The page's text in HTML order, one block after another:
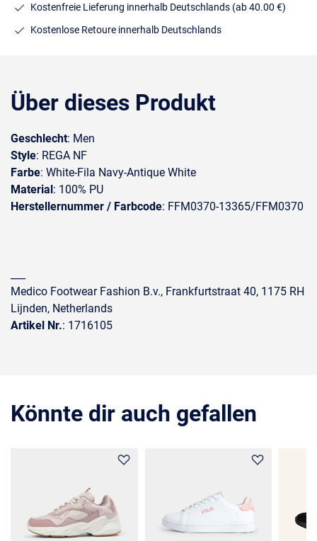
Kostenfreie Lieferung innerhalb Deutschlands (ab 40.00 €)
Kostenlose Retoure innerhalb Deutschlands
Über dieses Produkt
Geschlecht: Men
Style: REGA NF
Farbe: White-Fila Navy-Antique White
Material: 100% PU
Herstellernummer / Farbcode: FFM0370-13365/FFM0370
Medico Footwear Fashion B.v., Frankfurtstraat 40, 1175 RH
Lijnden, Netherlands
Artikel Nr.: 1716105
Könnte dir auch gefallen